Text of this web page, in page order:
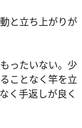
と立ち上がりが
ったいない。少
ことなく竿を立
く手返しが良く